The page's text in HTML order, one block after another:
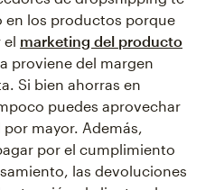
en los productos porque
el marketing del producto
proviene del margen
Si bien ahorras en
puedes aprovechar
mayor. Además,
por el cumplimiento
las devoluciones